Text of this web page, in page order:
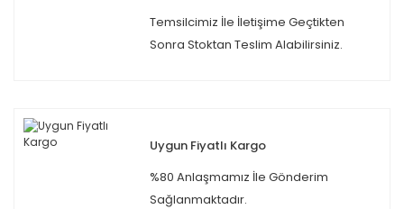
Temsilcimiz İle İletişime Geçtikten
Sonra Stoktan Teslim Alabilirsiniz.
Uygun Fiyatlı Kargo
%80 Anlaşmamız İle Gönderim
Sağlanmaktadır.